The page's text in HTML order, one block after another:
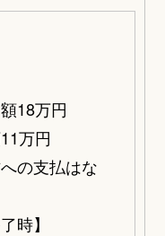
18万円
万円
の支払はな
時】